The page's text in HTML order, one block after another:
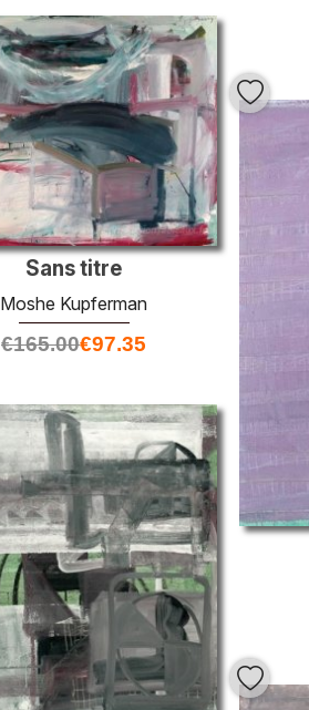
Sans titre
Moshe Kupferman
€165.00€97.35